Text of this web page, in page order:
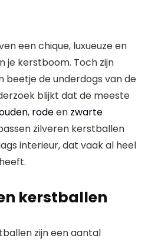
een chique, luxueuze en
je kerstboom. Toch zijn
beetje de underdogs van de
blijkt dat de meeste
, rodeen zwarte
zilveren kerstballen
interieur, dat vaak al heel
kerstballen
zijn een aantal